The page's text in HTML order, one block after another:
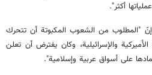
أكثر".
"المطلوب من الشعوب المكبوتة أن تتحرك
والإسرائيلية، وكان يفترض أن تعلن
على أسواق عربية وإسلامية".